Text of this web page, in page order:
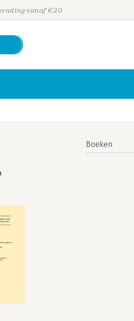
vanaf €20
Boeken
Personen